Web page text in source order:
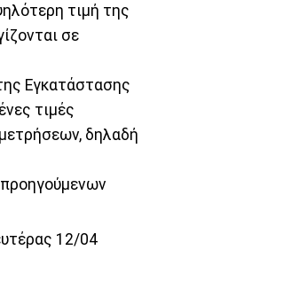
τιμή της
σε
Εγκατάστασης
τιμές
δηλαδή
12/04